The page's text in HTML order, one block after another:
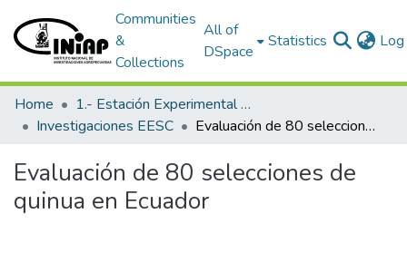
Communities
&
Collections
All of
DSpace
Statistics
Home
1.- Estación Experimental Santa Catalina
Investigaciones EESC
Evaluación de 80 selecciones de quinua en Ecuador
Evaluación de 80 selecciones de
quinua en Ecuador